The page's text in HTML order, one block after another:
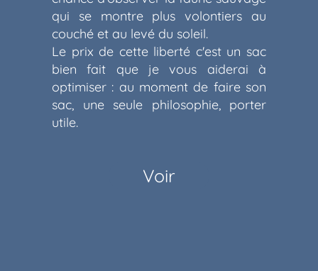
qui se montre plus volontiers au
couché et au levé du soleil.
Le prix de cette liberté c'est un sac
bien fait que je vous aiderai à
optimiser : au moment de faire son
sac, une seule philosophie, porter
utile.
Voir